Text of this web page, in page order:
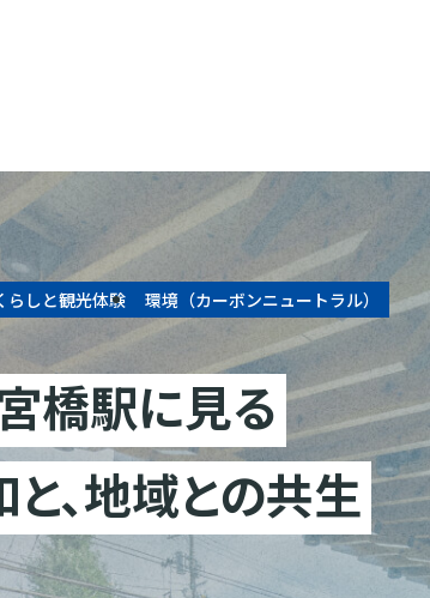
らしと観光体験 環境（カーボンニュートラル）
橋駅に見る
、地域との共生